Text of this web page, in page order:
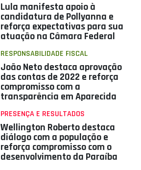
Lula manifesta apoio à
candidatura de Pollyanna e
reforça expectativas para sua
atuação na Câmara Federal
RESPONSABILIDADE FISCAL
João Neto destaca aprovação
das contas de 2022 e reforça
compromisso com a
transparência em Aparecida
PRESENÇA E RESULTADOS
Wellington Roberto destaca
diálogo com a população e
reforça compromisso com o
desenvolvimento da Paraíba